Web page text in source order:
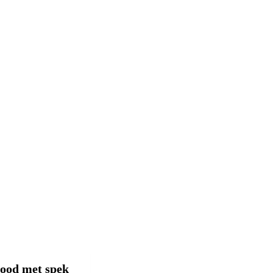
met spek